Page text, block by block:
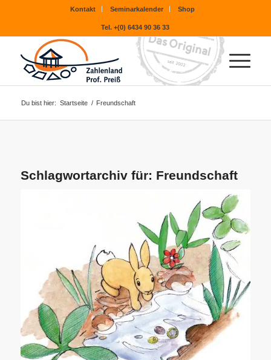
Kontakt Seminarkalender Shop
Tel. +(0) 6434 90 36 33
Du bist hier: Startseite / Freundschaft
Schlagwortarchiv für: Freundschaft